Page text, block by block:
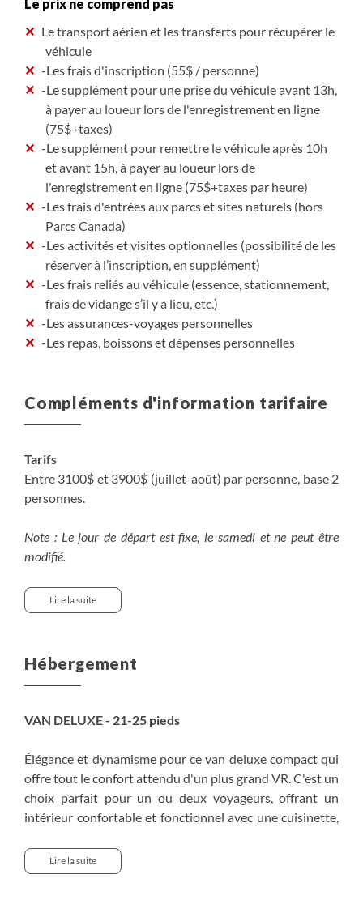
Le prix ne comprend pas
Le transport aérien et les transferts pour récupérer le
véhicule
-Les frais d'inscription (55$ / personne)
-Le supplément pour une prise du véhicule avant 13h,
à payer au loueur lors de l'enregistrement en ligne
(75$+taxes)
-Le supplément pour remettre le véhicule après 10h
et avant 15h, à payer au loueur lors de
l'enregistrement en ligne (75$+taxes par heure)
-Les frais d'entrées aux parcs et sites naturels (hors
Parcs Canada)
-Les activités et visites optionnelles (possibilité de les
réserver à l’inscription, en supplément)
-Les frais reliés au véhicule (essence, stationnement,
frais de vidange s’il y a lieu, etc.)
-Les assurances-voyages personnelles
-Les repas, boissons et dépenses personnelles
Compléments d'information tarifaire
Tarifs
Entre 3100$ et 3900$ (juillet-août) par personne, base 2
personnes.
Note : Le jour de départ est fixe, le samedi et ne peut être
modifié.
Véhicule DVC pour les dates suivantes : 20 juin, 15
aout, 29 aout.
m=758iyX2efQo&play=1
https://my.matterport.com/show/?
m=Efa3FwiX7Bq&play=1
Activités optionnelles :
Activités que nous pouvons réserver pour vous, nous
consulter pour les tarifs.
Lire la suite
Hébergement
VAN DELUXE - 21-25 pieds
Élégance et dynamisme pour ce van deluxe compact qui
offre tout le confort attendu d'un plus grand VR. C'est un
choix parfait pour un ou deux voyageurs, offrant un
intérieur confortable et fonctionnel avec une cuisinette,
SALON / SALLE-À-MANGER
Lire la suite